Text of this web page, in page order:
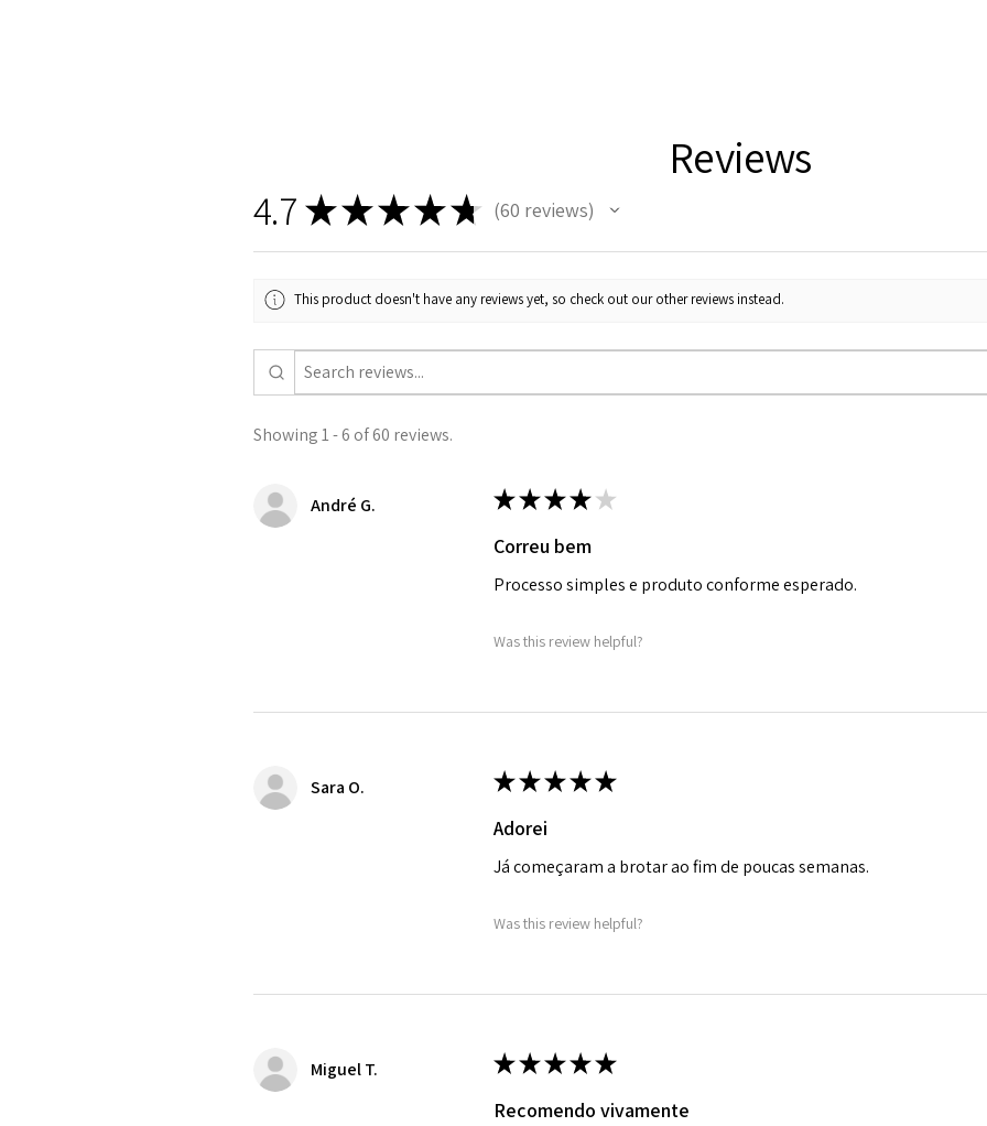
Reviews
4.7 ★★★★★ 60 reviews
60
This product doesn't have any reviews yet, so check out our other reviews instead.
Showing 1 - 6 of 60 reviews.
André G. ★★★★ ★
Correu bem
Processo simples e produto conforme esperado.
Was this review helpful?
Sara O. ★★★★★
Adorei
Já começaram a brotar ao fim de poucas semanas.
Was this review helpful?
Miguel T. ★★★★★
Recomendo vivamente